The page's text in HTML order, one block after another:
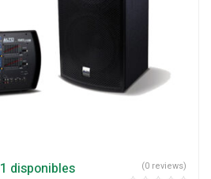
1 disponibles (0 reviews)